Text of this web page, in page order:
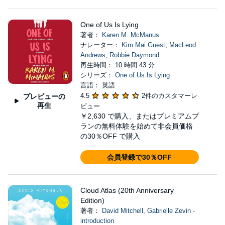
プレビューの
再生
One of Us Is Lying
著者：
Karen M. McManus
ナレーター：
Kim Mai Guest, MacLeod
Andrews, Robbie Daymond
再生時間： 10 時間 43 分
シリーズ： One of Us Is Lying
言語： 英語
4.5
2件のカスタマーレ
ビュー
￥2,630 で購入、またはプレミアムプ
ランの無料体験を始めて非会員価格
の30％OFF で購入
会員登録で30％OFF
Cloud Atlas (20th Anniversary
Edition)
著者： David Mitchell , Gabrielle Zevin -
introduction